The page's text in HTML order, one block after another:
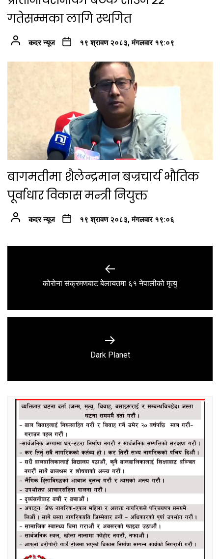
गतेसम्मका लागि स्थगित
कदर न्यूज १९ श्रावण २०८३, मंगलवार १९:०९
बागमतीमा शैलेन्द्रमान बज्रचार्य भौतिक
पूर्वाधार विकास मन्त्री नियुक्त
कदर न्यूज १९ श्रावण २०८३, मंगलवार १९:०६
Previous
कोरोना संक्रमणबाट बेलायतमा ६१ नेपालीको मृत्यु
Next
Dark Planet